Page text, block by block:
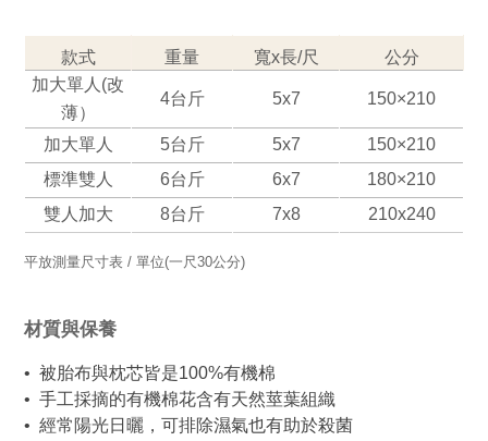
款式 重量 寬x長/尺
公分
加大單人(改
薄）
4台斤 5x7 150×210
加大單人 5台斤 5x7
150×210
標準雙人
6台斤 6x7
180×210
雙人加大
8台斤 7x8 210x240
平放測量尺寸表 / 單位(一尺30公分)
材質與保養
•  被胎布與枕芯皆是100%有機棉
•  ​​​​手工採摘的有機棉花含有天然莖葉組織
•  經常陽光日曬，可排除濕氣也有助於殺菌